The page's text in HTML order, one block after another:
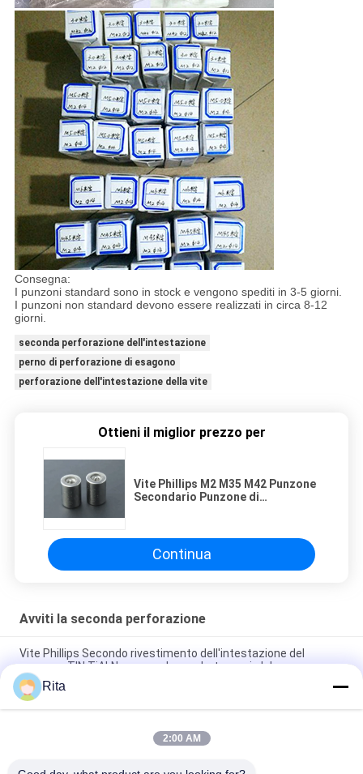
Consegna:
I punzoni standard sono in stock e vengono spediti in 3-5 giorni.
I punzoni non standard devono essere realizzati in circa 8-12
giorni.
seconda perforazione dell'intestazione
perno di perforazione di esagono
perforazione dell'intestazione della vite
Ottieni il miglior prezzo per
Vite Phillips M2 M35 M42 Punzone
Secondario Punzone di
Continua
Avviti la seconda perforazione
Vite Phillips Secondo rivestimento dell'intestazione del
punzone TIN TiALN esagonale quadrato a sei - lobo
DIN 7981/7982 Testa di vite per perforazione Testa di vite per
perforazione M42 Seconda perforazione con rivestimento TIN
Punzone e stampo per testa a vite M2 / M42 / HSS con lunga
Rita
2:00 AM